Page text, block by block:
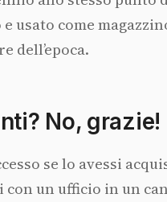
usato come
dell’epoca.
No, grazie!
se lo avessi
con un ufficio in un